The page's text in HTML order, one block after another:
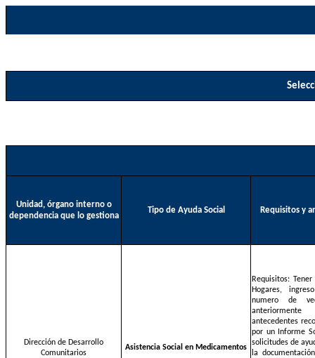
Unidad, órgano interno o
dependencia que lo gestiona
Tipo de Ayuda Social Requisitos y
Dirección de Desarrollo
Comunitarios
Asistencia Social en Medicamentos
Requisitos:
Hogares,
numero de
antecedentes
por un Informe
solicitudes de
la